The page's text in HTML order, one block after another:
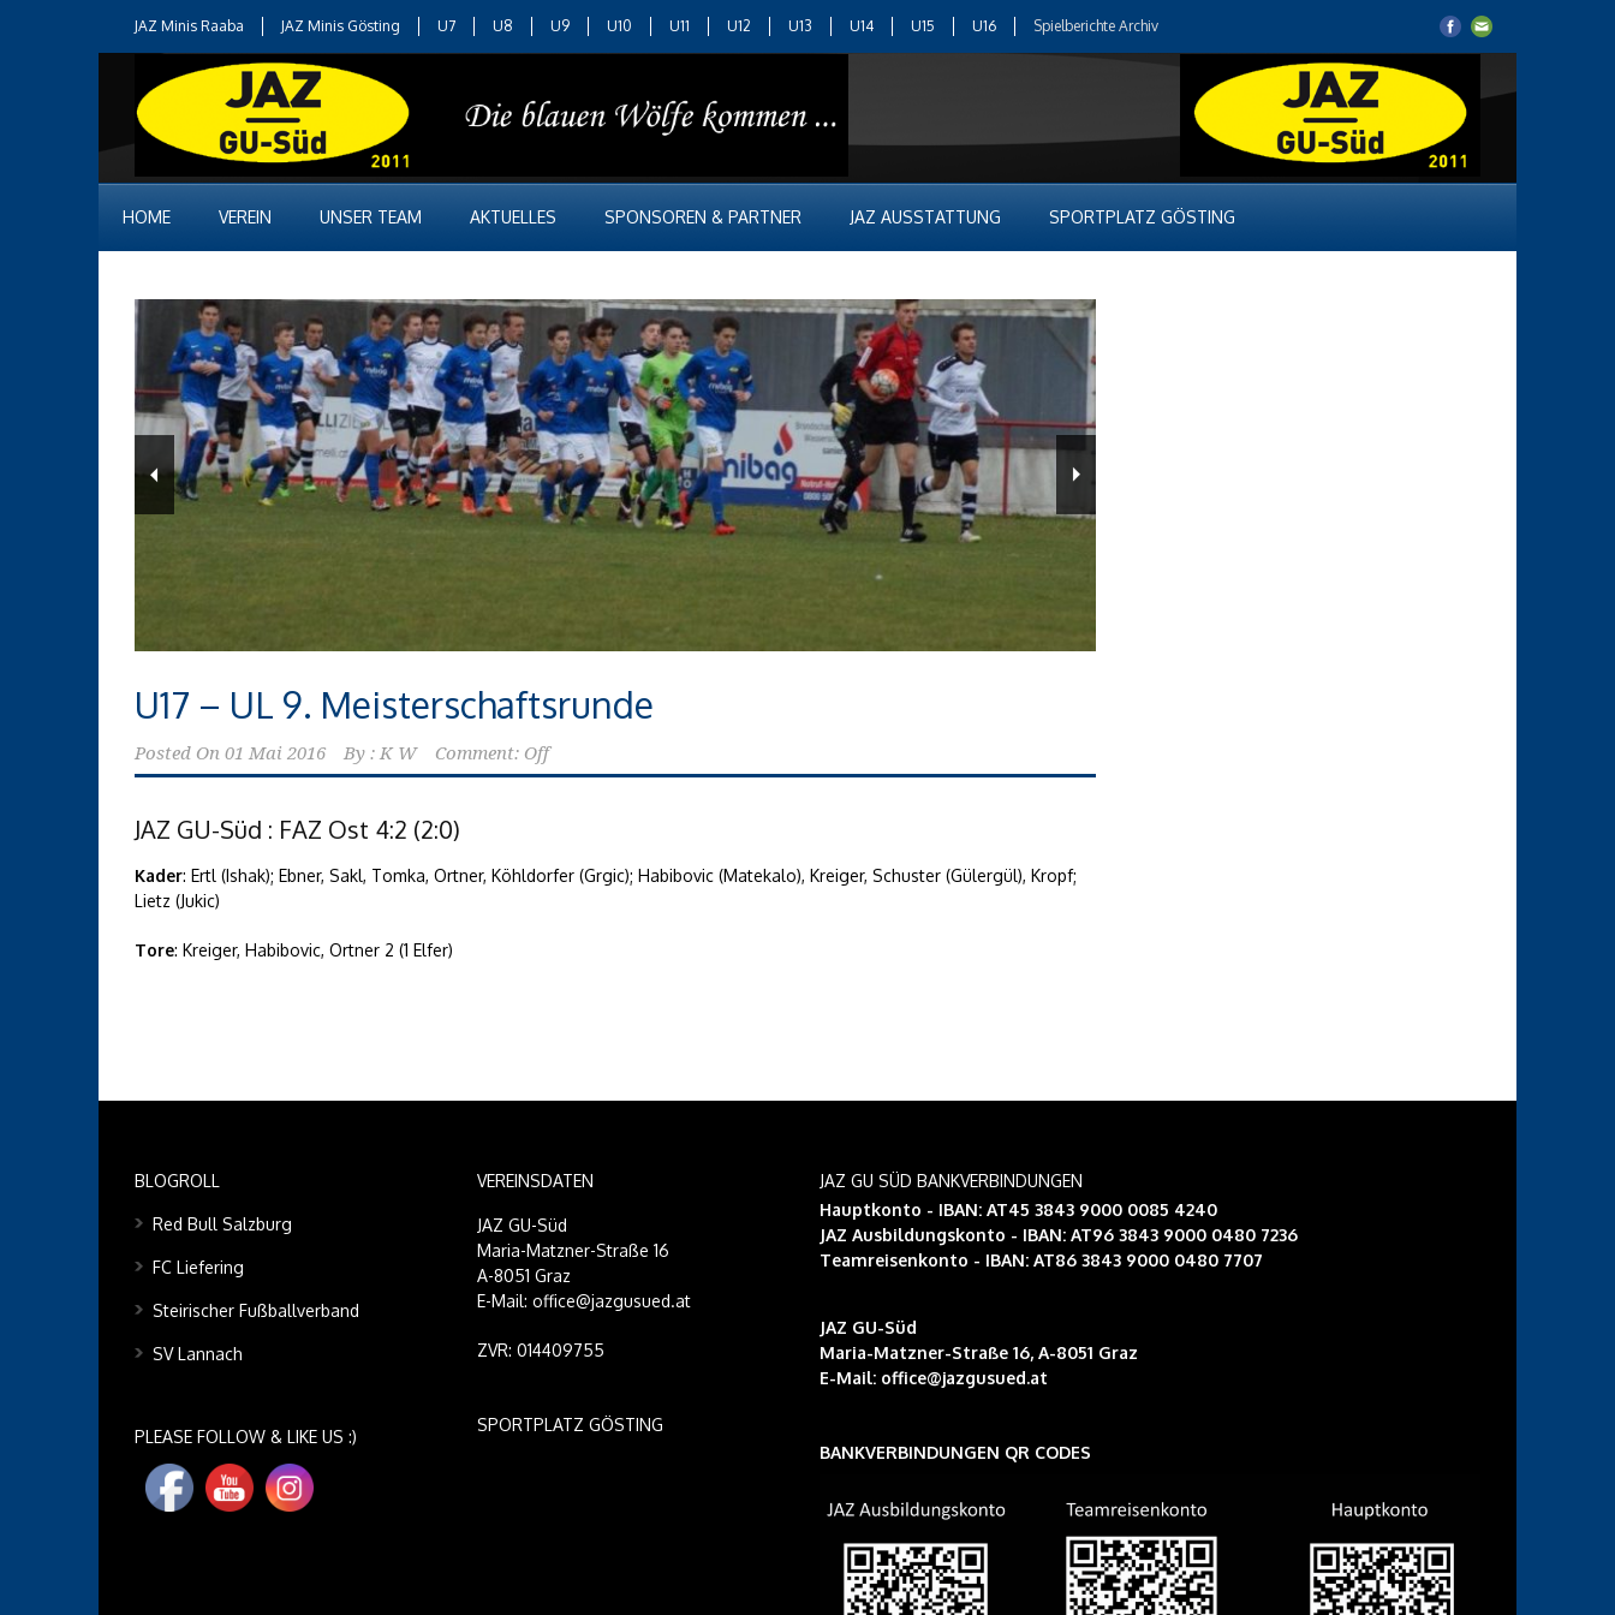
JAZ Minis Raaba JAZ Minis Gösting U7 U8 U9 U10 U11 U12 U13 U14 U15 U16 Spielberichte Archiv
HOME VEREIN UNSER TEAM AKTUELLES SPONSOREN & PARTNER JAZ AUSSTATTUNG SPORTPLATZ GÖSTING
U17 – UL 9. Meisterschaftsrunde
Posted On 01 Mai 2016 By : K W Comment: Off
JAZ GU-Süd : FAZ Ost 4:2 (2:0)
Kader: Ertl (Ishak); Ebner, Sakl, Tomka, Ortner, Köhldorfer (Grgic); Habibovic (Matekalo), Kreiger, Schuster (Gülergül), Kropf;
Lietz (Jukic)
Tore: Kreiger, Habibovic, Ortner 2 (1 Elfer)
BLOGROLL
Red Bull Salzburg
FC Liefering
Steirischer Fußballverband
SV Lannach
PLEASE FOLLOW & LIKE US :)
VEREINSDATEN
JAZ GU-Süd
Maria-Matzner-Straße 16
A-8051 Graz
E-Mail: office@jazgusued.at
ZVR: 014409755
SPORTPLATZ GÖSTING
JAZ GU SÜD BANKVERBINDUNGEN
Hauptkonto - IBAN: AT45 3843 9000 0085 4240
JAZ Ausbildungskonto - IBAN: AT96 3843 9000 0480 7236
Teamreisenkonto - IBAN: AT86 3843 9000 0480 7707
JAZ GU-Süd
Maria-Matzner-Straße 16, A-8051 Graz
E-Mail: office@jazgusued.at
BANKVERBINDUNGEN QR CODES